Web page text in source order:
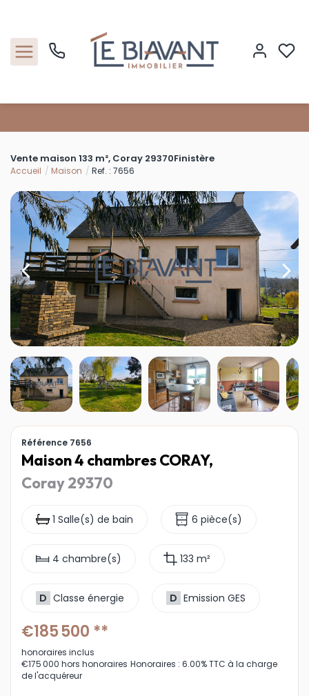
Nos biens
Estimation
Nos agences
Contact
Vente maison 133 m², Coray 29370Finistère
Accueil Maison Ref. : 7656
Référence 7656
Maison 4 chambres CORAY,
Coray 29370
1 Salle(s) de bain 6 pièce(s)
4 chambre(s) 133 m²
D Classe énergie D Emission GES
€185 500 **
honoraires inclus
€175 000 hors honoraires Honoraires : 6.00% TTC à la charge
de l'acquéreur